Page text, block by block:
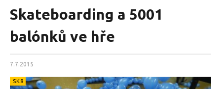
Skateboarding a 5001
balónků ve hře
7.7.2015
SK8